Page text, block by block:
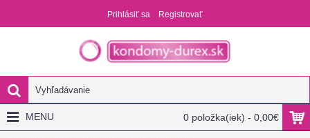
Prihlásiť sa Registrovať
0 položka(iek) - 0,00€
MENU